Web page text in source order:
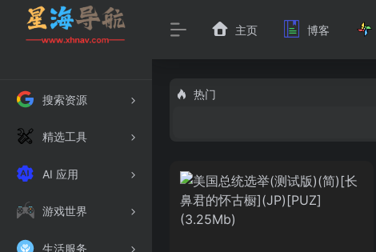
搜索资源
精选工具
AI 应用
游戏世界
生活服务
主页 博客
热门